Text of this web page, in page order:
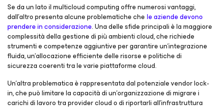
Se da un lato il multicloud computing offre numerosi vantaggi,
dall'altro presenta alcune problematiche che le aziende devono
prendere in considerazione. Una delle sfide principali è la maggiore
complessità della gestione di più ambienti cloud, che richiede
strumenti e competenze aggiuntive per garantire un'integrazione
fluida, un'allocazione efficiente delle risorse e politiche di
sicurezza coerenti tra le varie piattaforme cloud.
Un'altra problematica è rappresentata dal potenziale vendor lock-
in, che può limitare la capacità di un'organizzazione di migrare i
carichi di lavoro tra provider cloud o di riportarli all'infrastruttura